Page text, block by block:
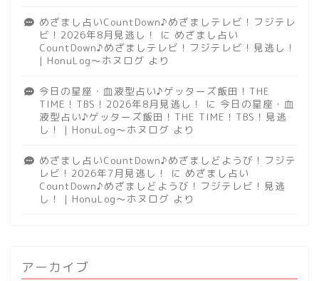
めざまし占いCountDown♪めざましテレビ！フジテレ
ビ！2026年8月見逃し！
に めざまし占い
CountDown♪めざましテレビ！フジテレビ！見逃し！
| HonuLog～ホヌログ より
今日の星座・血液型占い♪ゲッターズ飯田！THE
TIME！TBS！2026年8月見逃し！
に 今日の星座・血
液型占い♪ゲッターズ飯田！THE TIME！TBS！見逃
し！ | HonuLog～ホヌログ より
めざまし占いCountDown♪めざましどようび！フジテ
レビ！2026年7月見逃し！
に めざまし占い
CountDown♪めざましどようび！フジテレビ！見逃
し！ | HonuLog～ホヌログ より
アーカイブ